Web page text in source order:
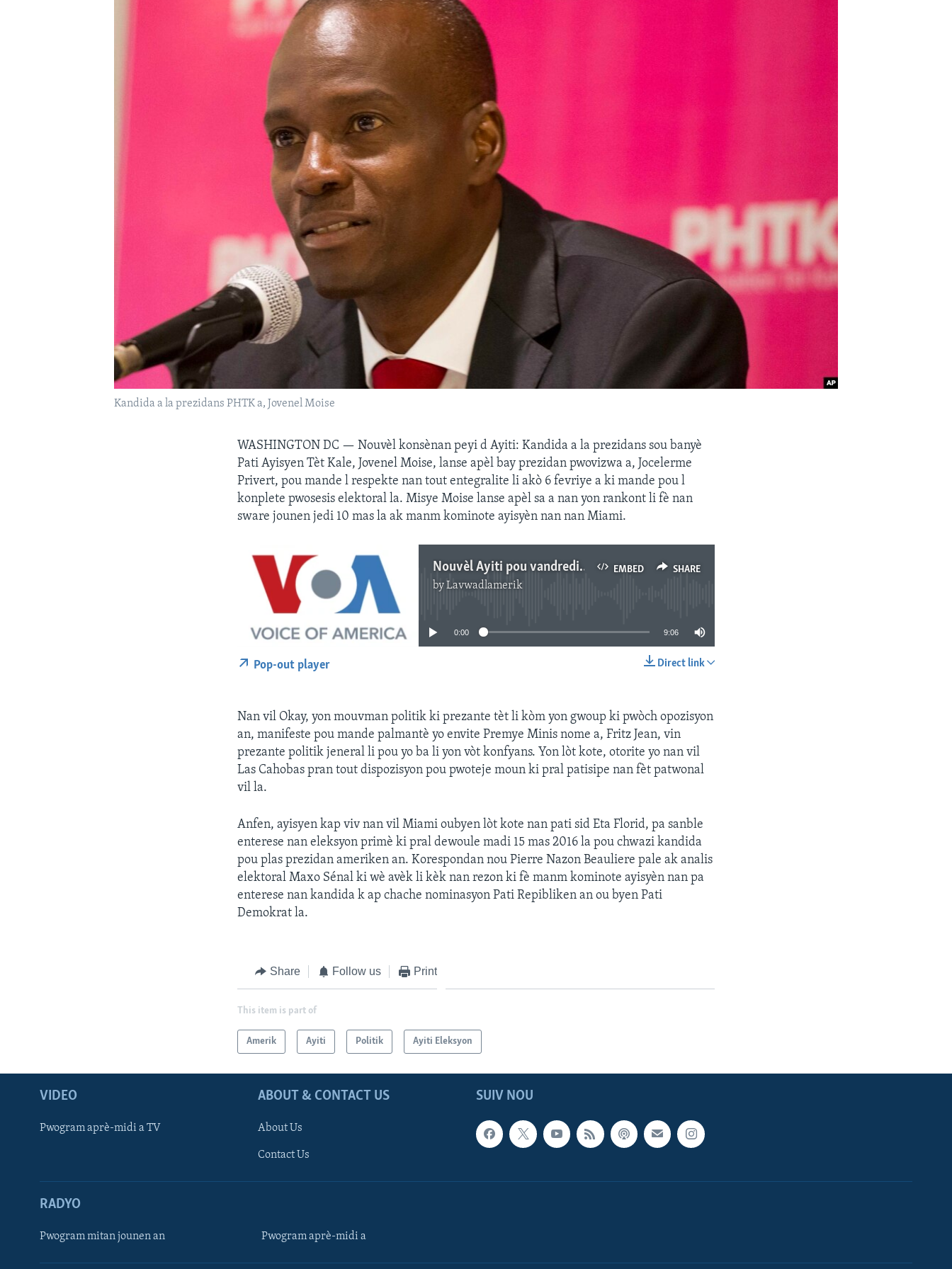
Kandida a la prezidans PHTK a, Jovenel Moise
WASHINGTON DC —Nouvèl konsènan peyi d Ayiti: Kandida a la prezidans sou banyè
Pati Ayisyen Tèt Kale, Jovenel Moise, lanse apèl bay prezidan pwovizwa a, Jocelerme
Privert, pou mande l respekte nan tout entegralite li akò 6 fevriye a ki mande pou l
konplete pwosesis elektoral la. Misye Moise lanse apèl sa a nan yon rankont li fè nan
sware jounen jedi 10 mas la ak manm kominote ayisyèn nan nan Miami.
EMBED SHARE
Nouvèl Ayiti pou vandredi 11 mas 2016 la
byLavwadlamerik
No media source currently available
0:00 9:06
Direct link
Pop-out player
Nan vil Okay, yon mouvman politik ki prezante tèt li kòm yon gwoup ki pwòch opozisyon
an, manifeste pou mande palmantè yo envite Premye Minis nome a, Fritz Jean, vin
prezante politik jeneral li pou yo ba li yon vòt konfyans. Yon lòt kote, otorite yo nan vil
Las Cahobas pran tout dispozisyon pou pwoteje moun ki pral patisipe nan fèt patwonal
vil la.
Anfen, ayisyen kap viv nan vil Miami oubyen lòt kote nan pati sid Eta Florid, pa sanble
enterese nan eleksyon primè ki pral dewoule madi 15 mas 2016 la pou chwazi kandida
pou plas prezidan ameriken an. Korespondan nou Pierre Nazon Beauliere pale ak analis
elektoral Maxo Sénal ki wè avèk li kèk nan rezon ki fè manm kominote ayisyèn nan pa
enterese nan kandida k ap chache nominasyon Pati Repibliken an ou byen Pati
Demokrat la.
Share Follow us Print
This item is part of
Amerik Ayiti Politik Ayiti Eleksyon
SUIV NOU
VIDEO
Pwogram aprè-midi a TV
ABOUT & CONTACT US
About Us
Contact Us
RADYO
Pwogram mitan jounen an Pwogram aprè-midi a